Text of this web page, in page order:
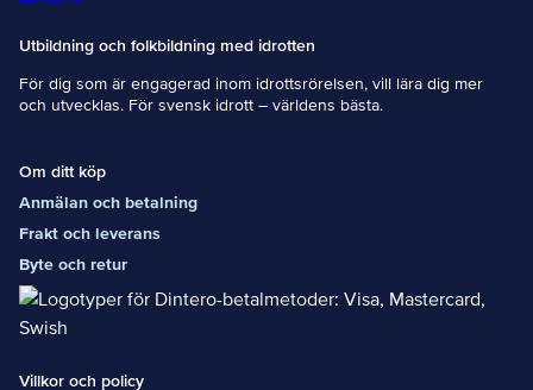
Utbildning och folkbildning med idrotten
För dig som är engagerad inom idrottsrörelsen, vill lära dig mer
och utvecklas. För svensk idrott – världens bästa.
Om ditt köp
Anmälan och betalning
Frakt och leverans
Byte och retur
Villkor och policy